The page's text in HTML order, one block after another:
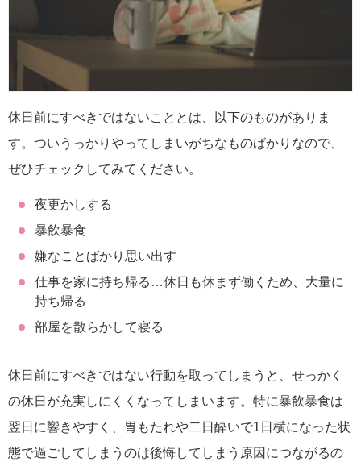
休日前にすべきではないこととは、以下のものがありま
す。ついうっかりやってしまいがちなものばかりなので、
ぜひチェックしてみてください。
夜更かしする
暴飲暴食
嫌なことばかり思い出す
仕事を家に持ち帰る…休日も休まず働くため、大量に
持ち帰る
部屋を散らかして寝る
休日前にすべきではない行動を取ってしまうと、せっかく
の休日が充実しにくくなってしまいます。特に暴飲暴食は
翌日に響きやすく、胃もたれや二日酔いで1日横になった状
態で過ごしてしまうのは後悔してしまう原因につながるの